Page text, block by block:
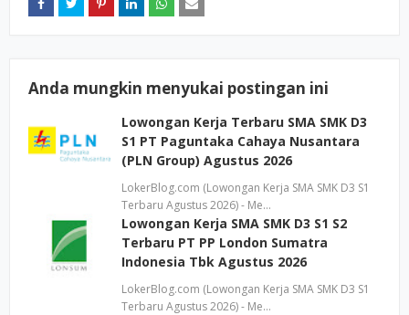
Anda mungkin menyukai postingan ini
Lowongan Kerja Terbaru SMA SMK D3
S1 PT Paguntaka Cahaya Nusantara
(PLN Group) Agustus 2026
LokerBlog.com (Lowongan Kerja SMA SMK D3 S1
Terbaru Agustus 2026) - Me…
Lowongan Kerja SMA SMK D3 S1 S2
Terbaru PT PP London Sumatra
Indonesia Tbk Agustus 2026
LokerBlog.com (Lowongan Kerja SMA SMK D3 S1
Terbaru Agustus 2026) - Me…